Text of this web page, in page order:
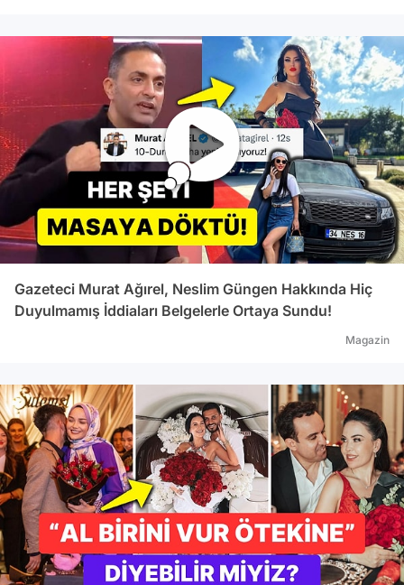
Gazeteci Murat Ağırel, Neslim Güngen Hakkında Hiç
Duyulmamış İddiaları Belgelerle Ortaya Sundu!
Magazin